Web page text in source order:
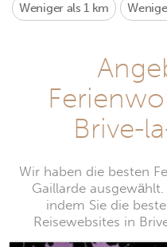
Weniger als 1 km
Brive-
Wir haben die besten
Gaillarde
indem Sie die
Reisewebsites in